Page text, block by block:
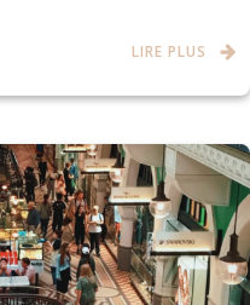
LIRE PLUS